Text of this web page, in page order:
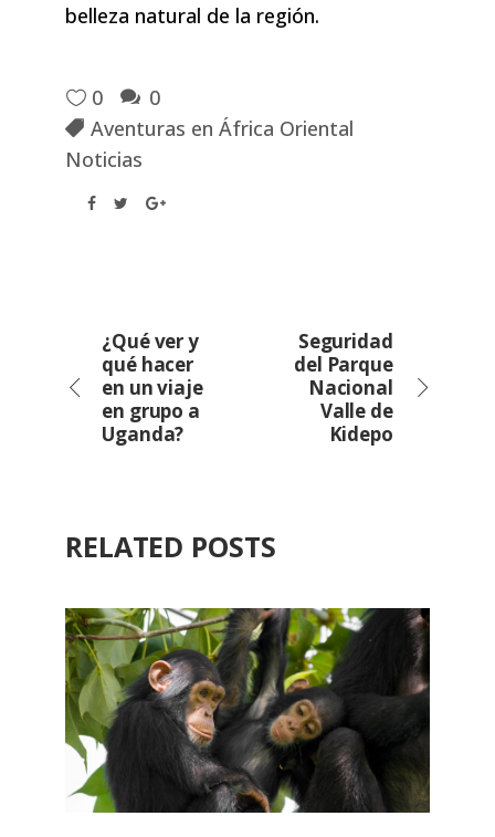
belleza natural de la región.
0
0
Aventuras en África Oriental
Noticias
¿Qué ver y
qué hacer
en un viaje
en grupo a
Uganda?
Seguridad
del Parque
Nacional
Valle de
Kidepo
RELATED POSTS